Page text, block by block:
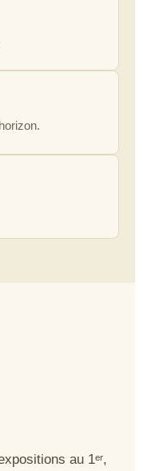
au 1ᵉʳ,